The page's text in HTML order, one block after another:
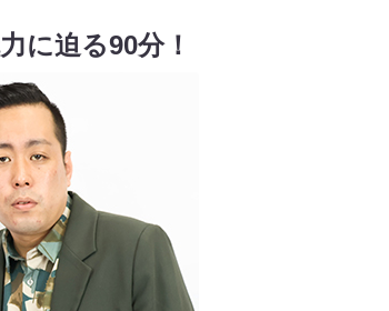
に迫る90分！